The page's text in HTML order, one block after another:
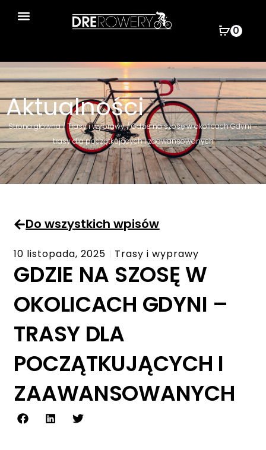
0
Aktualności
Strona główna/Trasy i wyprawy/ Gdzie na szosę w okolicach Gdyni –
trasy dla początkujących i zaawansowanych
Do wszystkich wpisów
10 listopada, 2025 Trasy i wyprawy
GDZIE NA SZOSĘ W
OKOLICACH GDYNI –
TRASY DLA
POCZĄTKUJĄCYCH I
ZAAWANSOWANYCH